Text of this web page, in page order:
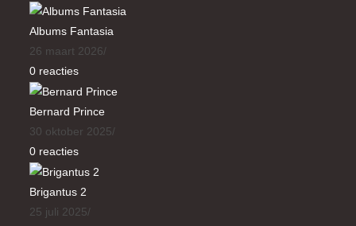
Albums Fantasia
26 maart 2026/
0 reacties
Bernard Prince
30 oktober 2025/
0 reacties
Brigantus 2
25 juli 2025/